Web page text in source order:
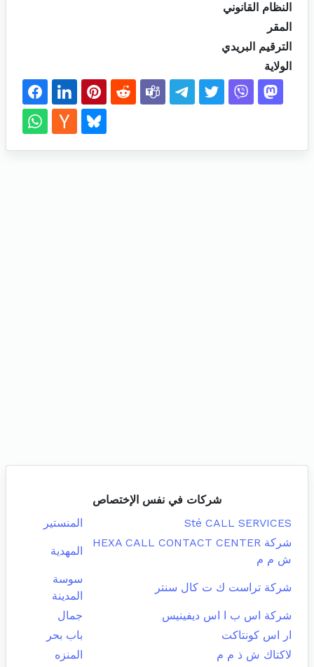
النظام القانوني
المقر
الترقيم البريدي
الولاية
شركات في نفس الإختصاص
Sté CALL SERVICES
المنستير
شركة HEXA CALL CONTACT CENTER
ش م م
المهدية
شركة تراست ك ت كال سنتر
سوسة
المدينة
شركة اس ب ا اس ديفينيس
جمال
ار اس كونتاكت
باب بحر
لاكتاك ش ذ م م
المنزه